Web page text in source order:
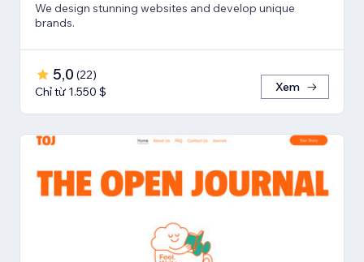
We design stunning websites and develop unique
brands.
5,0 (22)
Chỉ từ 1.550 $
Xem